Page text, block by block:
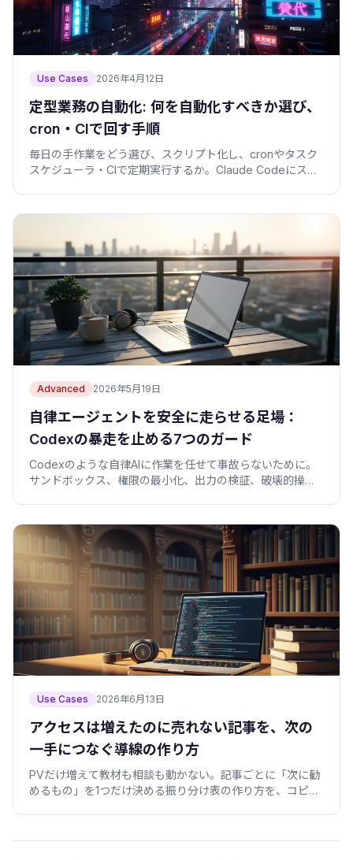
Use Cases 2026年4月12日
定型業務の自動化: 何を自動化すべきか選び、
cron・CIで回す手順
毎日の手作業をどう選び、スクリプト化し、cronやタスク
スケジューラ・CIで定期実行するか。Claude Codeにスク
Advanced 2026年5月19日
自律エージェントを安全に走らせる足場：
Codexの暴走を止める7つのガード
Codexのような自律AIに作業を任せて事故らないために。
サンドボックス、権限の最小化、出力の検証、破壊的操作
Use Cases 2026年6月13日
アクセスは増えたのに売れない記事を、次の
一手につなぐ導線の作り方
PVだけ増えて教材も相談も動かない。記事ごとに「次に勧
めるもの」を1つだけ決める振り分け表の作り方を、コピペ